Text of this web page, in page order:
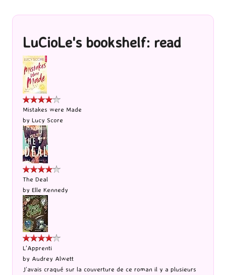
LuCioLe's bookshelf: read
Mistakes were Made
by Lucy Score
The Deal
by Elle Kennedy
L'Apprenti
by Audrey Alwett
J’avais craqué sur la couverture de ce roman il y a plusieurs